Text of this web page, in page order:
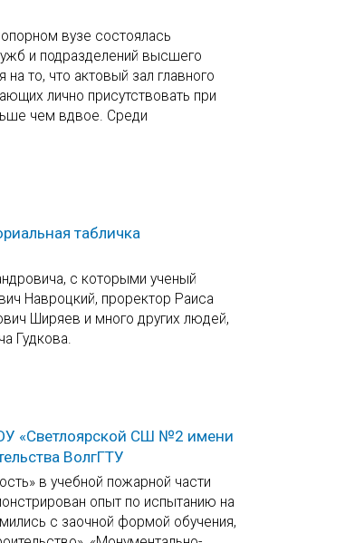
вузе состоялась
и подразделений высшего
то, что актовый зал главного
лично присутствовать при
чем вдвое. Среди
табличка
с которыми ученый
Навроцкий, проректор Раиса
Ширяев и много других людей,
Гудкова.
«Светлоярской СШ №2 имени
ВолгГТУ
в учебной пожарной части
опыт по испытанию на
с заочной формой обучения,